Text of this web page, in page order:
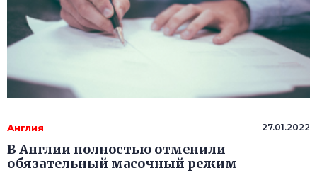
Англия 27.01.2022
В Англии полностью отменили
обязательный масочный режим